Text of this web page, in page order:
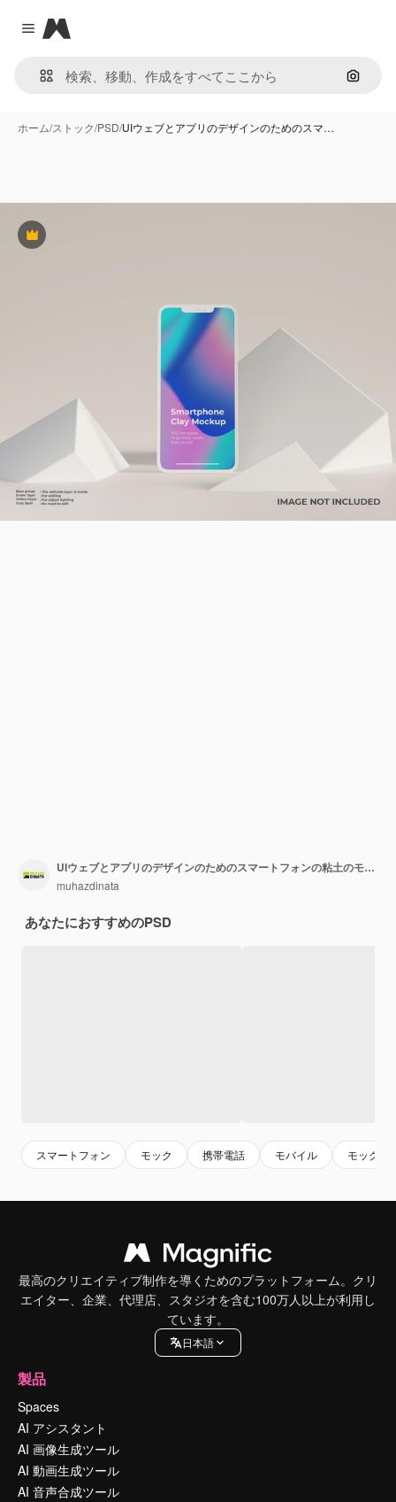
Close menu
Magnific
画像で
ホーム/ストック/PSD/UIウェブとアプリのデザインのためのスマ…
Premium
UIウェブとアプリのデザインのためのスマートフォンの粘土のモックアップ
muhazdinata
あなたにおすすめのPSD
スマートフォン モック 携帯電話 モバイル モックア
最高のクリエイティブ制作を導くためのプラットフォーム。クリ
エイター、企業、代理店、スタジオを含む100万人以上が利用し
ています。
日本語
製品
Spaces
AI アシスタント
AI 画像生成ツール
AI 動画生成ツール
AI 音声合成ツール